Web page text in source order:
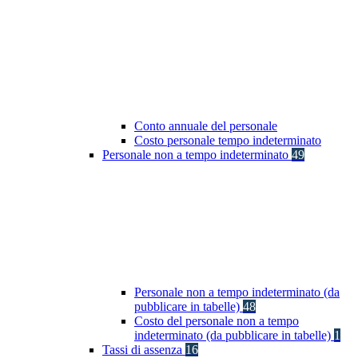
Conto annuale del personale
Costo personale tempo indeterminato
Personale non a tempo indeterminato 49
Personale non a tempo indeterminato (da
pubblicare in tabelle) 48
Costo del personale non a tempo
indeterminato (da pubblicare in tabelle) 1
Tassi di assenza 16